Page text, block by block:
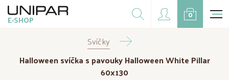
E-SHOP
Dárkové balíčky
Doplňky
Doprodej
CZK EUR
0
Svíčky
Halloween svíčka s pavouky Halloween White Pillar
60x130